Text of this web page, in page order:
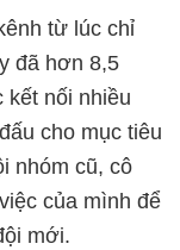
từ lúc chỉ
đã hơn 8,5
kết nối nhiều
cho mục tiêu
nhóm cũ, cô
của mình để
mới.